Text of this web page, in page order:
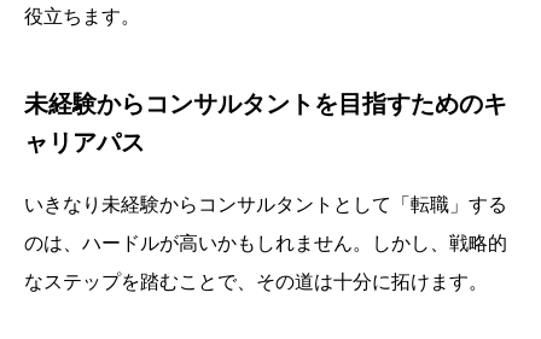
役立ちます。
未経験からコンサルタントを目指すためのキ
ャリアパス
いきなり未経験からコンサルタントとして「転職」する
のは、ハードルが高いかもしれません。しかし、戦略的
なステップを踏むことで、その道は十分に拓けます。